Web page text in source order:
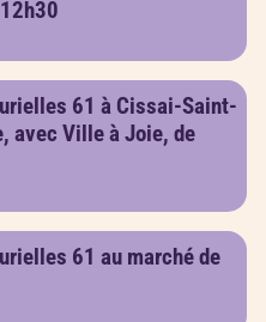
61 à Cissai-Saint-
avec Ville à Joie, de
61 au marché de